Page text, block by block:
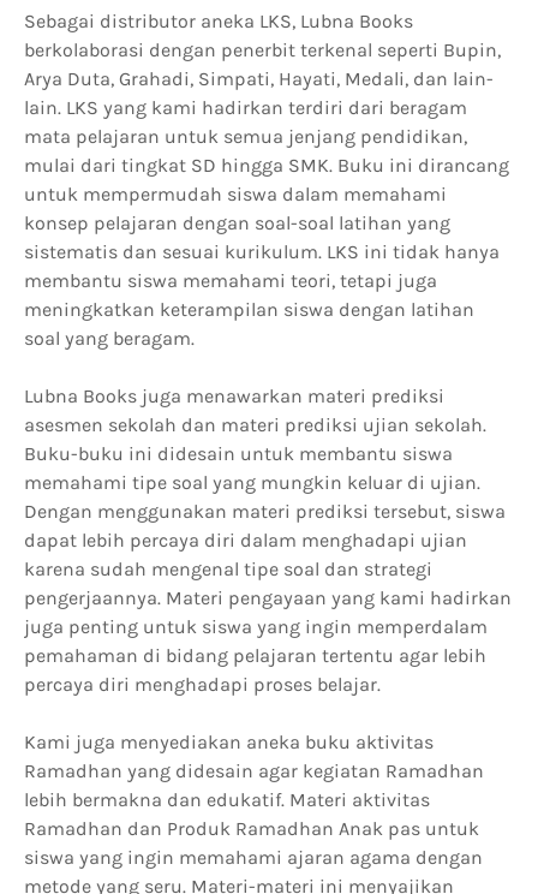
Sebagai distributor aneka LKS, Lubna Books
berkolaborasi dengan penerbit terkenal seperti Bupin,
Arya Duta, Grahadi, Simpati, Hayati, Medali, dan lain-
lain. LKS yang kami hadirkan terdiri dari beragam
mata pelajaran untuk semua jenjang pendidikan,
mulai dari tingkat SD hingga SMK. Buku ini dirancang
untuk mempermudah siswa dalam memahami
konsep pelajaran dengan soal-soal latihan yang
sistematis dan sesuai kurikulum. LKS ini tidak hanya
membantu siswa memahami teori, tetapi juga
meningkatkan keterampilan siswa dengan latihan
soal yang beragam.
Lubna Books juga menawarkan materi prediksi
asesmen sekolah dan materi prediksi ujian sekolah.
Buku-buku ini didesain untuk membantu siswa
memahami tipe soal yang mungkin keluar di ujian.
Dengan menggunakan materi prediksi tersebut, siswa
dapat lebih percaya diri dalam menghadapi ujian
karena sudah mengenal tipe soal dan strategi
pengerjaannya. Materi pengayaan yang kami hadirkan
juga penting untuk siswa yang ingin memperdalam
pemahaman di bidang pelajaran tertentu agar lebih
percaya diri menghadapi proses belajar.
Kami juga menyediakan aneka buku aktivitas
Ramadhan yang didesain agar kegiatan Ramadhan
lebih bermakna dan edukatif. Materi aktivitas
Ramadhan dan Produk Ramadhan Anak pas untuk
siswa yang ingin memahami ajaran agama dengan
metode yang seru. Materi-materi ini menyajikan